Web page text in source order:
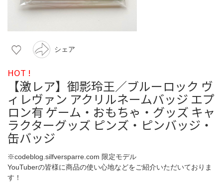
シェア
HOT !
【激レア】御影玲王／ブルーロック ヴ
ィレヴァン アクリルネームバッジ エプ
ロン有 ゲーム・おもちゃ・グッズ キャ
ラクターグッズ ピンズ・ピンバッジ・
缶バッジ
※codeblog.silfversparre.com 限定モデル
YouTuberの皆様に商品の使い心地などをご紹介いただいておりま
す！